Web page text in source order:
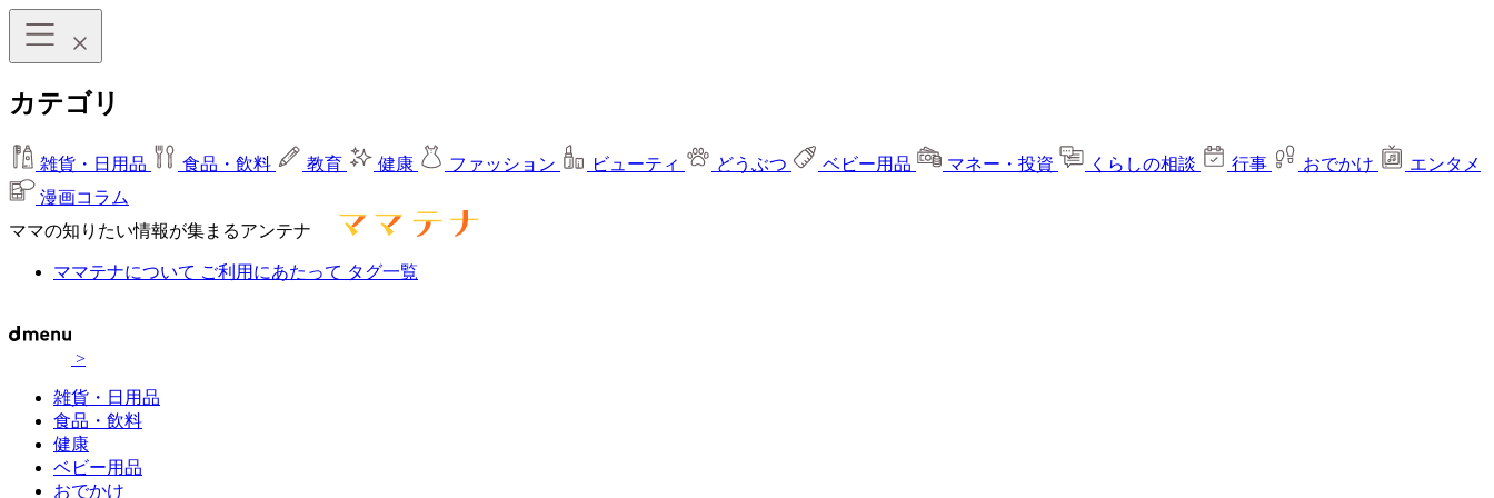
カテゴリ
雑貨・日用品 食品・飲料 教育 健康 ファッション ビューティ どうぶつ ベビー用品 マネー・投資 くらしの相談 行事 おでかけ
エンタメ
漫画コラム
ママの知りたい情報が集まるアンテナ
ママテナについて ご利用にあたって タグ一覧
>
雑貨・日用品
食品・飲料
健康
ベビー用品
おでかけ